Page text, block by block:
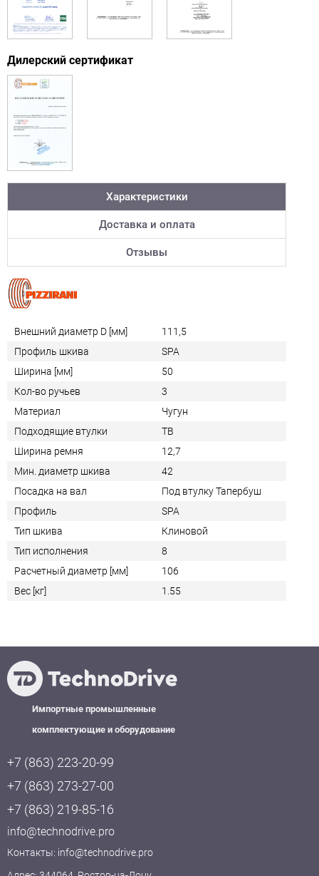
Дилерский сертификат
Характеристики
Доставка и оплата
Отзывы
Внешний диаметр D [мм]
111,5
Профиль шкива
SPA
Ширина [мм]
50
Кол-во ручьев
3
Материал
Чугун
Подходящие втулки
TB
Ширина ремня
12,7
Мин. диаметр шкива
42
Посадка на вал
Под втулку Тапербуш
Профиль
SPA
Тип шкива
Клиновой
Тип исполнения
8
Расчетный диаметр [мм]
106
Вес [кг]
1.55
Импортные промышленные
комплектующие и оборудование
+7 (863) 223-20-99
+7 (863) 273-27-00
+7 (863) 219-85-16
info@technodrive.pro
Контакты: info@technodrive.pro